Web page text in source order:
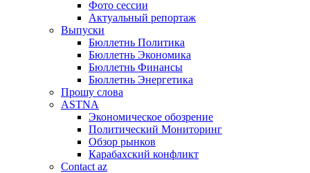
Фото сессии
Актуальный репортаж
Выпуски
Бюллетнь Политика
Бюллетнь Экономика
Бюллетнь Финансы
Бюллетнь Энергетика
Прошу слова
ASTNA
Экономическое обозрение
Политический Мониторинг
Обзор рынков
Карабахский конфликт
Contact az